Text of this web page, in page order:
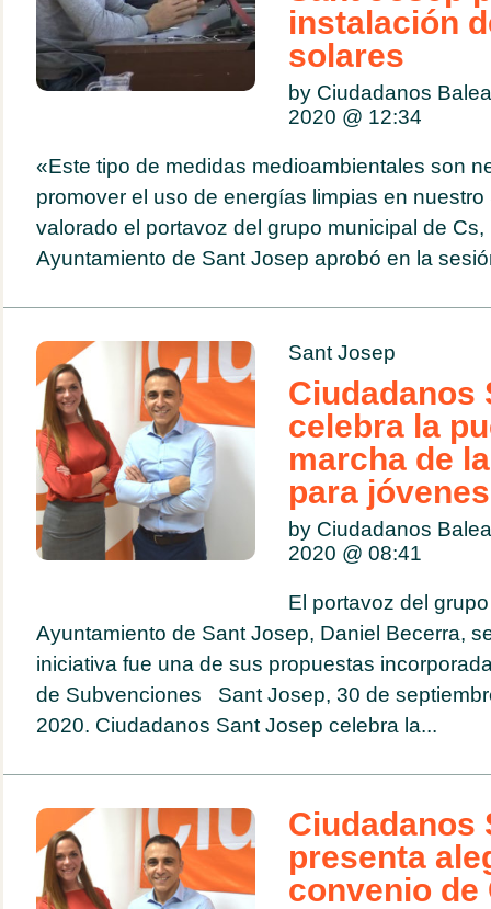
instalación
solares
by Ciudadanos
2020 @ 12:34
«Este tipo de medidas medioambientales son
promover el uso de energías limpias en
valorado el portavoz del grupo municipal de Cs,
Ayuntamiento de Sant Josep aprobó en la
Sant Josep
Ciudadanos
celebra la
marcha de
para
by Ciudadanos
2020 @ 08:41
El portavoz del
Ayuntamiento de Sant Josep, Daniel Becerra,
iniciativa fue una de sus propuestas
de Subvenciones Sant Josep, 30 de
2020. Ciudadanos Sant Josep celebra la...
Ciudadanos
presenta
convenio de